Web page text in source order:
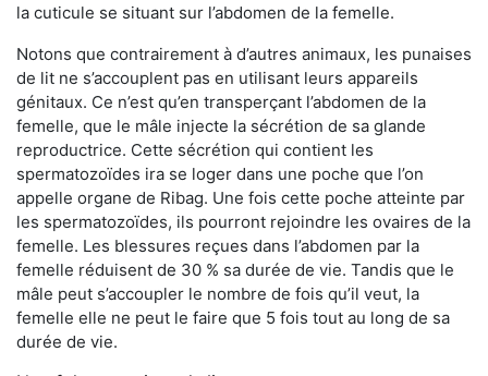
la cuticule se situant sur l’abdomen de la femelle.
Notons que contrairement à d’autres animaux, les punaises
de lit ne s’accouplent pas en utilisant leurs appareils
génitaux. Ce n’est qu’en transperçant l’abdomen de la
femelle, que le mâle injecte la sécrétion de sa glande
reproductrice. Cette sécrétion qui contient les
spermatozoïdes ira se loger dans une poche que l’on
appelle organe de Ribag. Une fois cette poche atteinte par
les spermatozoïdes, ils pourront rejoindre les ovaires de la
femelle. Les blessures reçues dans l’abdomen par la
femelle réduisent de 30 % sa durée de vie. Tandis que le
mâle peut s’accoupler le nombre de fois qu’il veut, la
femelle elle ne peut le faire que 5 fois tout au long de sa
durée de vie.